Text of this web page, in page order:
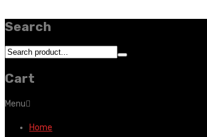
Search
Cart
Menu
Home